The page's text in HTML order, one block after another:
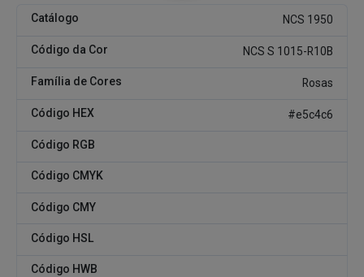
Catálogo NCS 1950
Código da Cor NCS S 1015-R10B
Família de Cores Rosas
Código HEX #e5c4c6
Código RGB
Código CMYK
Código CMY
Código HSL
Código HWB